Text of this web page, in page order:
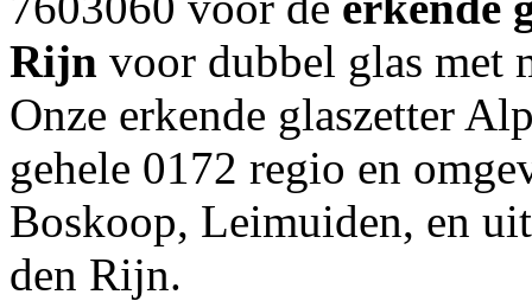
Rijn voor dubbel glas met
Onze erkende glaszetter
gehele 0172 regio en
Boskoop, Leimuiden, en
den Rijn.